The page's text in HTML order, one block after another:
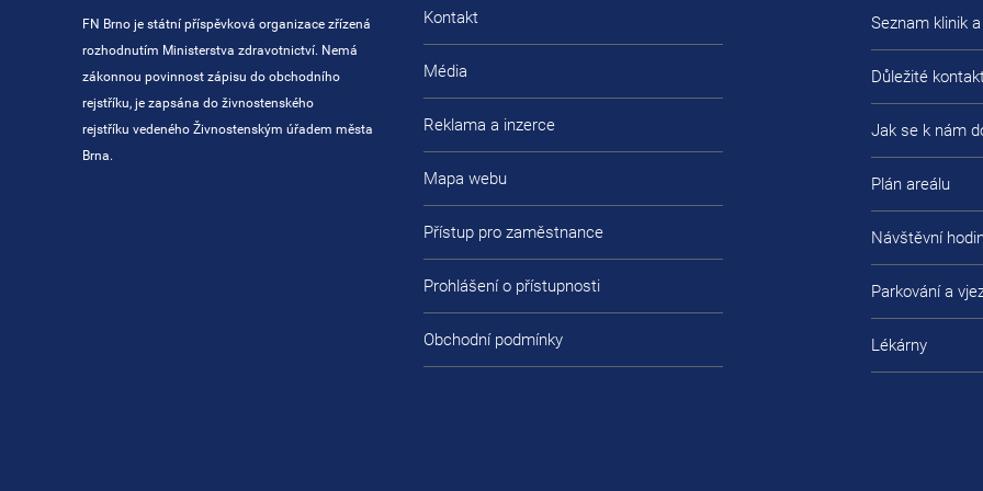
FN Brno je státní příspěvková organizace zřízená
rozhodnutím Ministerstva zdravotnictví. Nemá
zákonnou povinnost zápisu do obchodního
rejstříku, je zapsána do živnostenského
rejstříku vedeného Živnostenským úřadem města
Brna.
Kontakt
Média
Reklama a inzerce
Mapa webu
Přístup pro zaměstnance
Prohlášení o přístupnosti
Obchodní podmínky
Seznam klinik
Důležité
Jak se k nám
Plán areálu
Návštěvní
Parkování a
Lékárny